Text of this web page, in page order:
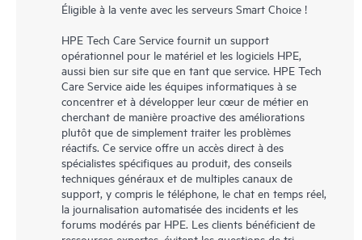
Éligible à la vente avec les serveurs Smart Choice !
HPE Tech Care Service fournit un support
opérationnel pour le matériel et les logiciels HPE,
aussi bien sur site que en tant que service. HPE Tech
Care Service aide les équipes informatiques à se
concentrer et à développer leur cœur de métier en
cherchant de manière proactive des améliorations
plutôt que de simplement traiter les problèmes
réactifs. Ce service offre un accès direct à des
spécialistes spécifiques au produit, des conseils
techniques généraux et de multiples canaux de
support, y compris le téléphone, le chat en temps réel,
la journalisation automatisée des incidents et les
forums modérés par HPE. Les clients bénéficient de